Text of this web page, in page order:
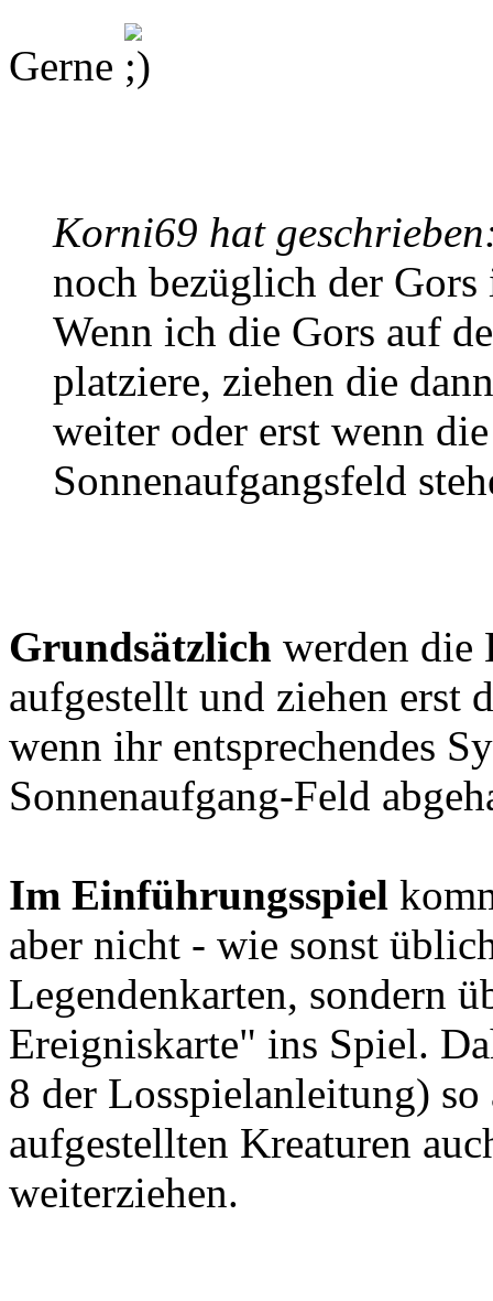
Gerne
Korni69 hat
noch bezüglich der
Wenn ich die Gors auf
platziere, ziehen die
weiter oder erst wenn
Sonnenaufgangsfeld
Grundsätzlich werden die
aufgestellt und ziehen erst
wenn ihr entsprechendes
Sonnenaufgang-Feld
Im Einführungsspiel
aber nicht - wie sonst
Legendenkarten, sondern
Ereigniskarte" ins Spiel.
8 der Losspielanleitung) so
aufgestellten Kreaturen
weiterziehen.